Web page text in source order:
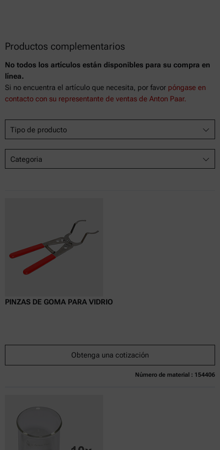
Productos complementarios
No todos los artículos están disponibles para su compra en
línea.
Si no encuentra el artículo que necesita, por favor póngase en
contacto con su representante de ventas de Anton Paar.
Tipo de producto
Categoria
PINZAS DE GOMA PARA VIDRIO
Obtenga una cotización
Número de material : 154406